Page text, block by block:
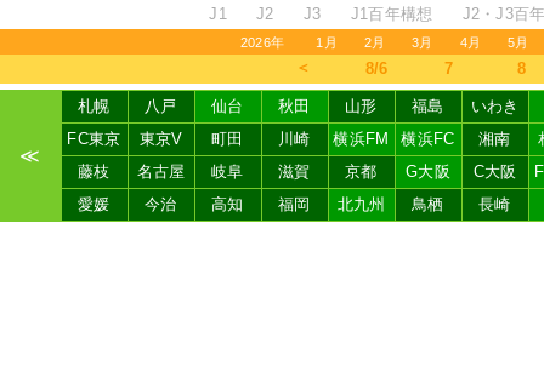
J1 J2 J3 J1百年構想 J2・J3百
2026年 1月 2月 3月 4月 5月
＜ 8/6 7 8
≪
札幌 八戸 仙台 秋田 山形 福島
いわき
FC東京
東京V 町田 川崎 横浜FM 横浜FC 湘南
藤枝
名古屋 岐阜 滋賀 京都 G大阪 C大阪
愛媛
今治 高知 福岡 北九州 鳥栖 長崎